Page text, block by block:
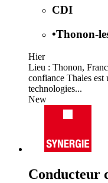
CDI
•Thonon-
Hier
Lieu : Thonon,
confiance Thales est
technologies...
New
Conducteur